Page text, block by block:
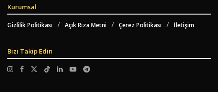
Kurumsal
Gizlilik Politikası Açık Rıza Metni Çerez Politikası İletişim
Bizi Takip Edin